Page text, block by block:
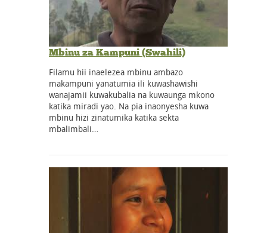
Mbinu za Kampuni (Swahili)
Filamu hii inaelezea mbinu ambazo
makampuni yanatumia ili kuwashawishi
wanajamii kuwakubalia na kuwaunga mkono
katika miradi yao. Na pia inaonyesha kuwa
mbinu hizi zinatumika katika sekta
mbalimbali…